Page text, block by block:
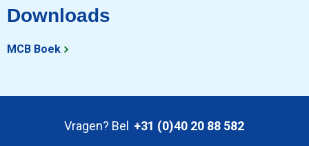
Bruto prijs
Kgw opendoosprofiel S235JR 30x50x10x2 ca 7 m opening
Downloads
MCB Boek
Vragen? Bel +31 (0)40 20 88 582